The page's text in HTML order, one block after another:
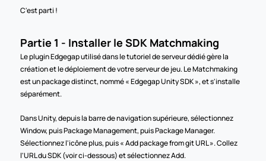
C'est parti !
Partie 1 - Installer le SDK Matchmaking
Le plugin Edgegap utilisé dans le tutoriel de serveur dédié gère la
création et le déploiement de votre serveur de jeu. Le Matchmaking
est un package distinct, nommé « Edgegap Unity SDK », et s'installe
séparément.
Dans Unity, depuis la barre de navigation supérieure, sélectionnez
Window, puis Package Management, puis Package Manager.
Sélectionnez l'icône plus, puis « Add package from git URL ». Collez
l'URL du SDK (voir ci-dessous) et sélectionnez Add.